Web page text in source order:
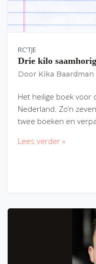
RC'TJE
Drie kilo
Door Kika Baardman
Het heilige boek
Nederland. Zo’n
twee boeken en
Lees verder »